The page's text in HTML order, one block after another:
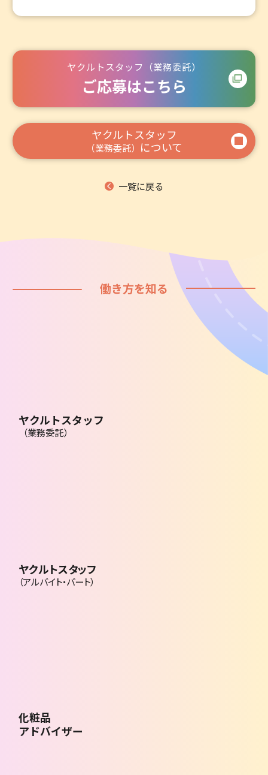
ヤクルトスタッフ（業務委託）
ご応募はこちら
ヤクルトスタッフ
（業務委託） について
一覧に戻る
働き方を知る
ヤクルトスタッフ
（業務委託）
ヤクルトスタッフ
（アルバイト・パート）
化粧品
アドバイザー